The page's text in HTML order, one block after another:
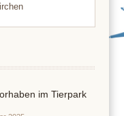
im Tierpark